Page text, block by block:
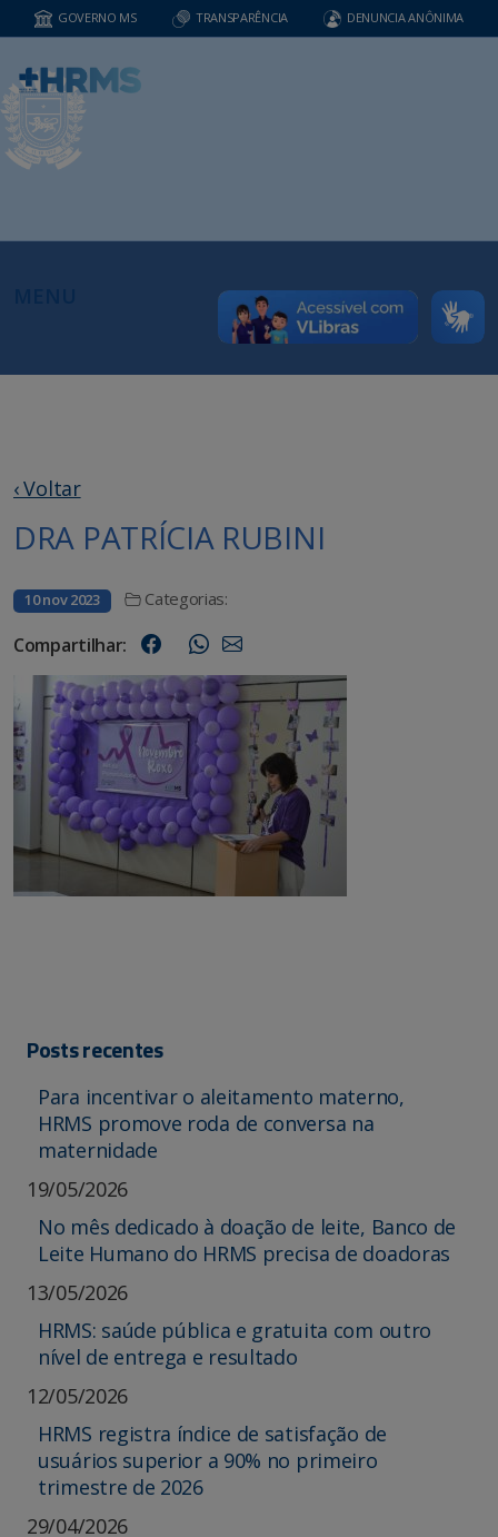
GOVERNO MS TRANSPARÊNCIA DENUNCIA ANÔNIMA
‹ Voltar
DRA PATRÍCIA RUBINI
10 nov 2023 Categorias:
Compartilhar:
Posts recentes
Para incentivar o aleitamento materno,
HRMS promove roda de conversa na
maternidade
19/05/2026
No mês dedicado à doação de leite, Banco de
Leite Humano do HRMS precisa de doadoras
13/05/2026
HRMS: saúde pública e gratuita com outro
nível de entrega e resultado
12/05/2026
HRMS registra índice de satisfação de
usuários superior a 90% no primeiro
trimestre de 2026
29/04/2026